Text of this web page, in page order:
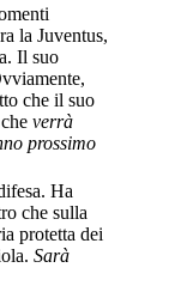
la Juventus,
Il suo
che il suo
verrà
prossimo
Ha
che sulla
protetta dei
Sarà